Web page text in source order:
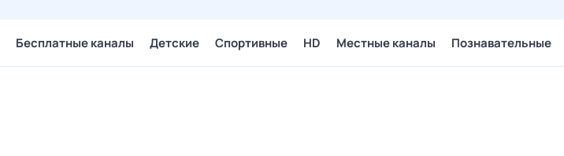
Бесплатные каналы Детские Спортивные HD Местные каналы Познавательные